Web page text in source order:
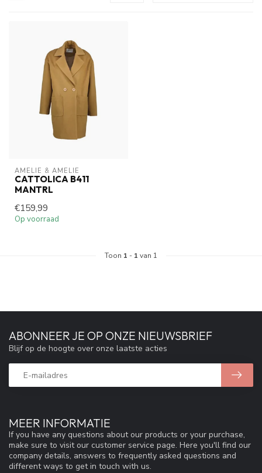
AMELIE & AMELIE
CATTOLICA B411
MANTRL
€159,99
Op voorraad
Toon 1 - 1 van 1
MEER INFORMATIE
If you have any questions about our products or your purchase,
make sure to visit our customer service page. Here you'll find our
company details, answers to frequently asked questions and
different ways to get in touch with us.
ABONNEER JE OP ONZE NIEUWSBRIEF
Blijf op de hoogte over onze laatste acties